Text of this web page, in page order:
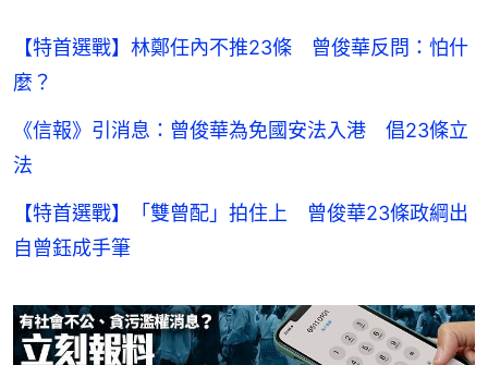
【特首選戰】林鄭任內不推23條 曾俊華反問：怕什
麼？
《信報》引消息：曾俊華為免國安法入港 倡23條立
法
【特首選戰】「雙曾配」拍住上 曾俊華23條政綱出
自曾鈺成手筆